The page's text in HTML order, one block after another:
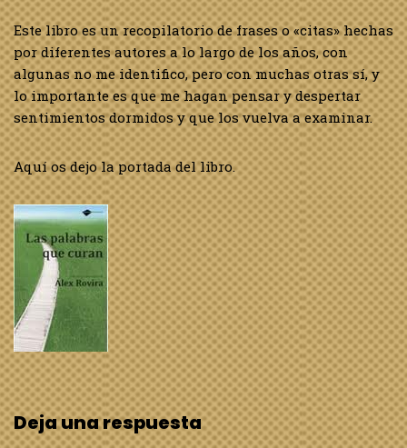
Este libro es un recopilatorio de frases o «citas» hechas
por diferentes autores a lo largo de los años, con
algunas no me identifico, pero con muchas otras sí, y
lo importante es que me hagan pensar y despertar
sentimientos dormidos y que los vuelva a examinar.
Aquí os dejo la portada del libro.
Deja una respuesta